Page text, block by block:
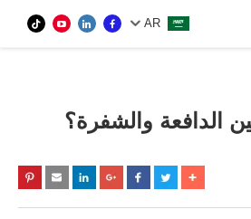
AR
بحث
الدافعة والشفرة؟